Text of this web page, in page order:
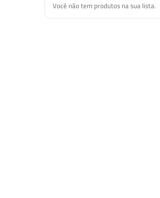
Você não tem produtos na sua lista.